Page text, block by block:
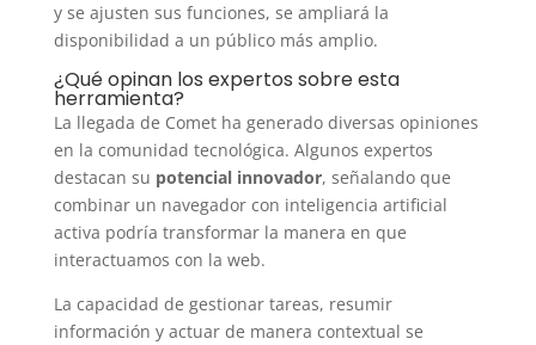
y se ajusten sus funciones, se ampliará la
disponibilidad a un público más amplio.
¿Qué opinan los expertos sobre esta
herramienta?
La llegada de Comet ha generado diversas opiniones
en la comunidad tecnológica. Algunos expertos
destacan su potencial innovador, señalando que
combinar un navegador con inteligencia artificial
activa podría transformar la manera en que
interactuamos con la web.
La capacidad de gestionar tareas, resumir
información y actuar de manera contextual se